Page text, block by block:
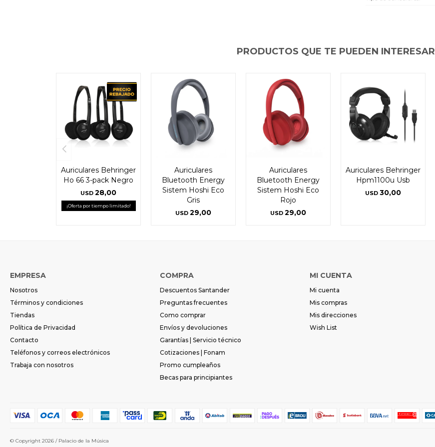
PRODUCTOS QUE TE PUEDEN INTERESAR
Auriculares Behringer
Ho 66 3-pack Negro
USD 28,00
¡Oferta por tiempo limitado!
Auriculares
Bluetooth Energy
Sistem Hoshi Eco
Gris
USD 29,00
Auriculares
Bluetooth Energy
Sistem Hoshi Eco
Rojo
USD 29,00
Auriculares Behringer
Hpm1100u Usb
USD 30,00
EMPRESA
Nosotros
Términos y condiciones
Tiendas
Política de Privacidad
Contacto
Teléfonos y correos electrónicos
Trabaja con nosotros
COMPRA
Descuentos Santander
Preguntas frecuentes
Como comprar
Envíos y devoluciones
Garantías | Servicio técnico
Cotizaciones | Fonam
Promo cumpleaños
Becas para principiantes
MI CUENTA
Mi cuenta
Mis compras
Mis direcciones
Wish List
© Copyright 2026 / Palacio de la Música